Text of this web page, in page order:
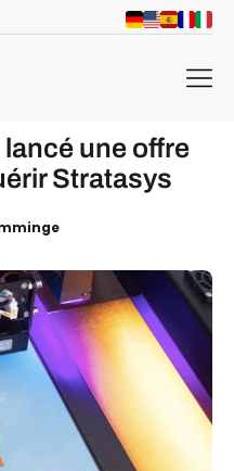
menu
une offre
Stratasys